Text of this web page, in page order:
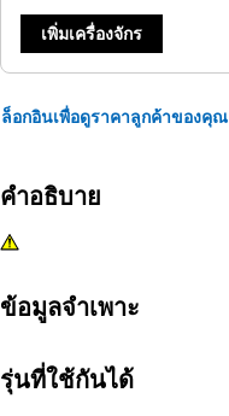
เพิ่มเครื่องจักร
ล็อกอินเพื่อดูราคาลูกค้าของคุณ
คำอธิบาย
ข้อมูลจำเพาะ
รุ่นที่ใช้กันได้